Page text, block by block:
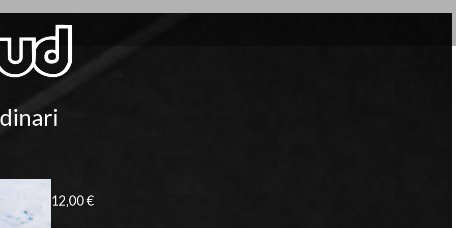
12,00€